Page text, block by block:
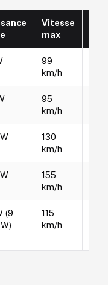
Vitesse
max
99
km/h
95
km/h
130
km/h
155
km/h
(9
115
km/h